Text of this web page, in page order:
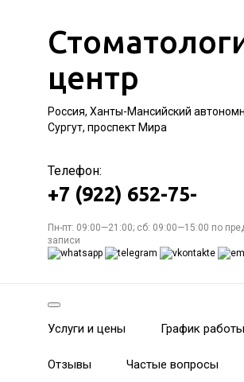
центр
Россия, Ханты-Мансийский
Сургут, проспект Мира
Телефон:
+7 (922) 652-75-
Пн-пт: 09:00—21:00; сб: 09:00—15:00 по
записи
Услуги и цены График работы
Отзывы Частые вопросы